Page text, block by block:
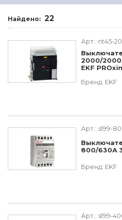
Найдено: 22
Арт.: nt45-
2000/
EKF
Бренд: EKF
Арт.: sl99-
800/630А
Бренд: EKF
Арт.: sl99-